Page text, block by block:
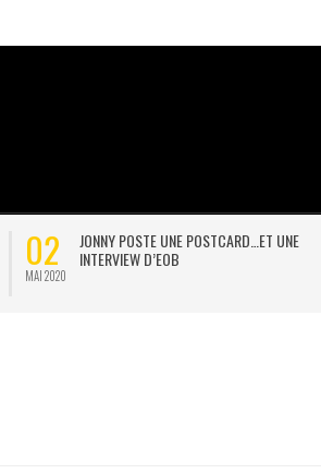
JONNY POSTE UNE POSTCARD…ET UNE
INTERVIEW D’EOB
30